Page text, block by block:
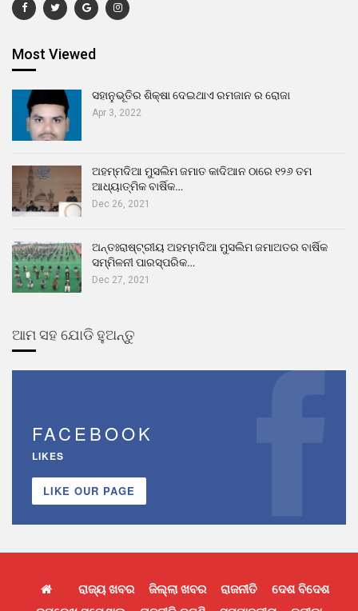
Most Viewed
ସହାନୁଭୂତିର ଶିକ୍ଷା ଦେଇଥାଏ ରମଜାନ ର ରୋଜା
Apr 3, 2022
ଅହମ୍ମଦିଆ ମୁସଲିମ ଜମାତ କାଦିଆନ ଠାରେ ୧୨୬ ତମ
ଆଧ୍ୟାତ୍ମିକ ବାର୍ଷିକ…
Dec 26, 2021
ଅନ୍ତଃରାଷ୍ଟ୍ରୀୟ ଅହମ୍ମଦିଆ ମୁସଲିମ ଜମାଅତର ବାର୍ଷିକ
ସମ୍ମିଳନୀ ପାରସ୍ପରିକ…
Dec 27, 2021
ଆମ ସହ ଯୋଡି ହୁଅନ୍ତୁ
FACEBOOK
LIKES
LIKE OUR PAGE
ରାଜ୍ୟ ଖବର ଜିଲ୍ଲା ଖବର ରାଜନୀତି
ଦେଶ ବିଦେଶ